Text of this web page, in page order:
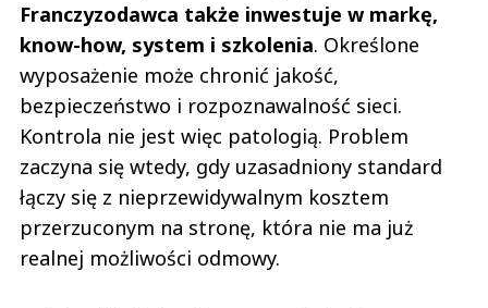
Franczyzodawca także inwestuje w markę,
know-how, system i szkolenia. Określone
wyposażenie może chronić jakość,
bezpieczeństwo i rozpoznawalność sieci.
Kontrola nie jest więc patologią. Problem
zaczyna się wtedy, gdy uzasadniony standard
łączy się z nieprzewidywalnym kosztem
przerzuconym na stronę, która nie ma już
realnej możliwości odmowy.